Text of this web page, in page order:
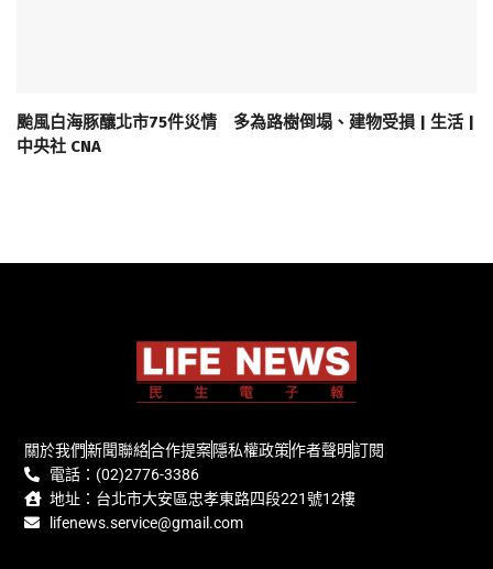
颱風白海豚釀北市75件災情 多為路樹倒塌、建物受損 | 生活 |
中央社 CNA
關於我們新聞聯絡合作提案隱私權政策作者聲明訂閱
電話：(02)2776-3386
地址：台北市大安區忠孝東路四段221號12樓
lifenews.service@gmail.com